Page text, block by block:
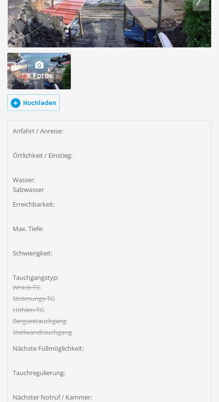
3 Fotos
Hochladen
Anfahrt / Anreise:
Örtlichkeit / Einstieg:
Wasser:
Salzwasser
Erreichbarkeit:
Max. Tiefe:
Schwierigkeit:
Tauchgangstyp:
Wrack-TG
Strömungs-TG
Höhlen-TG
Bergseetauchgang
Steilwandtauchgang
Nächste Füllmöglichkeit:
Tauchregulierung:
Nächster Notruf / Kammer: